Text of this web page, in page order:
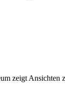
zeigt